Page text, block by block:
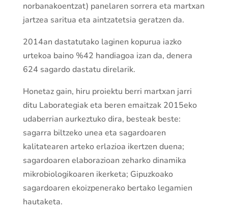
norbanakoentzat) panelaren sorrera eta martxan
jartzea saritua eta aintzatetsia geratzen da.
2014an dastatutako laginen kopurua iazko
urtekoa baino %42 handiagoa izan da, denera
624 sagardo dastatu direlarik.
Honetaz gain, hiru proiektu berri martxan jarri
ditu Laborategiak eta beren emaitzak 2015eko
udaberrian aurkeztuko dira, besteak beste:
sagarra biltzeko unea eta sagardoaren
kalitatearen arteko erlazioa ikertzen duena;
sagardoaren elaborazioan zeharko dinamika
mikrobiologikoaren ikerketa; Gipuzkoako
sagardoaren ekoizpenerako bertako legamien
hautaketa.